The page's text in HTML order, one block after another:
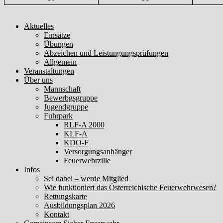
Aktuelles
Einsätze
Übungen
Abzeichen und Leistungungsprüfungen
Allgemein
Veranstaltungen
Über uns
Mannschaft
Bewerbgsgruppe
Jugendgruppe
Fuhrpark
RLF-A 2000
KLF-A
KDO-F
Versorgungsanhänger
Feuerwehrzille
Infos
Sei dabei – werde Mitglied
Wie funktioniert das Österreichische Feuerwehrwesen?
Rettungskarte
Ausbildungsplan 2026
Kontakt